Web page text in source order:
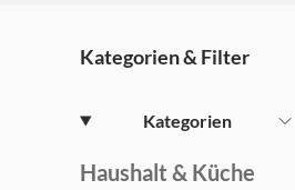
Kategorien & Filter
Kategorien
Haushalt & Küche